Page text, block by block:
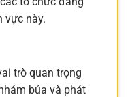
vực này.
trò quan trọng
búa và phát